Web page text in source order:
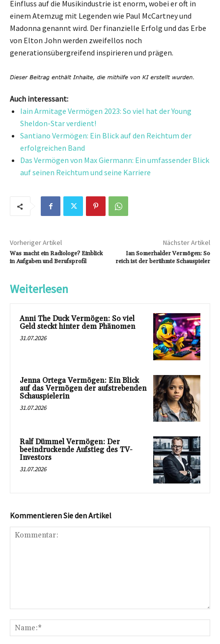
Einfluss auf die Musikindustrie ist enorm, wobei er oft in
einem Atemzug mit Legenden wie Paul McCartney und
Madonna genannt wird. Der finanzielle Erfolg und das Erbe
von Elton John werden zweifellos noch
generationsübergreifend inspirieren und prägen.
Auch interessant:
Iain Armitage Vermögen 2023: So viel hat der Young
Sheldon-Star verdient!
Santiano Vermögen: Ein Blick auf den Reichtum der
erfolgreichen Band
Das Vermögen von Max Giermann: Ein umfassender Blick
auf seinen Reichtum und seine Karriere
Vorheriger Artikel
Was macht ein Radiologe? Einblick
in Aufgaben und Berufsprofil
Nächster Artikel
Ian Somerhalder Vermögen: So
reich ist der berühmte Schauspieler
Weiterlesen
Anni The Duck Vermögen: So viel
Geld steckt hinter dem Phänomen
31.07.2026
Jenna Ortega Vermögen: Ein Blick
auf das Vermögen der aufstrebenden
Schauspielerin
31.07.2026
Ralf Dümmel Vermögen: Der
beeindruckende Aufstieg des TV-
Investors
31.07.2026
Kommentieren Sie den Artikel